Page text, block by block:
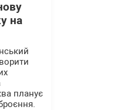
на
планує